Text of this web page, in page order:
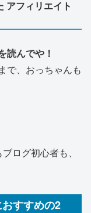
アフィリエイト
読んでや！
で、おっちゃんも
ログ初心者も、
すすめの2